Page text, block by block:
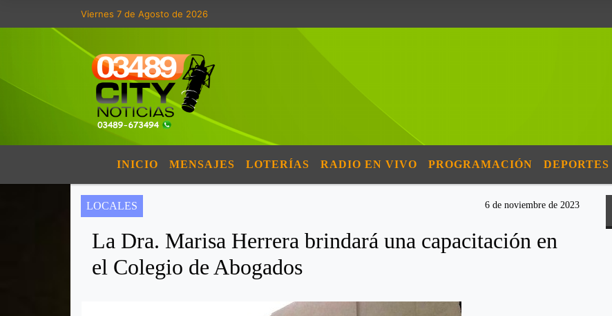
Viernes 7 de Agosto de 2026
INICIO MENSAJES LOTERÍAS RADIO EN VIVO PROGRAMACIÓN DEPORTES
LOCALES 6 de noviembre de 2023
La Dra. Marisa Herrera brindará una capacitación en
el Colegio de Abogados